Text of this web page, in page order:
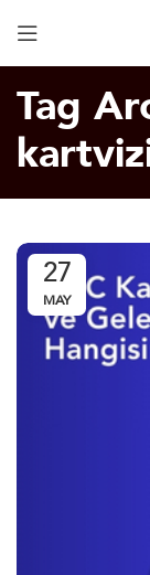
Tag
27
MAY